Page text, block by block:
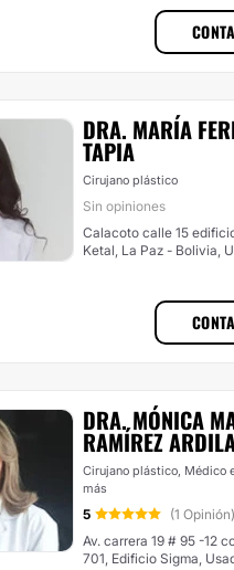
DRA. MARÍA
TAPIA
Cirujano plástico
Sin opiniones
Calacoto calle 15
Ketal, La Paz - Bolivia,
DRA. MÓNICA
RAMÍREZ
Cirujano plástico, Médico
más
5
(1 Opinión)
Av. carrera 19 # 95 -12
701, Edificio Sigma,